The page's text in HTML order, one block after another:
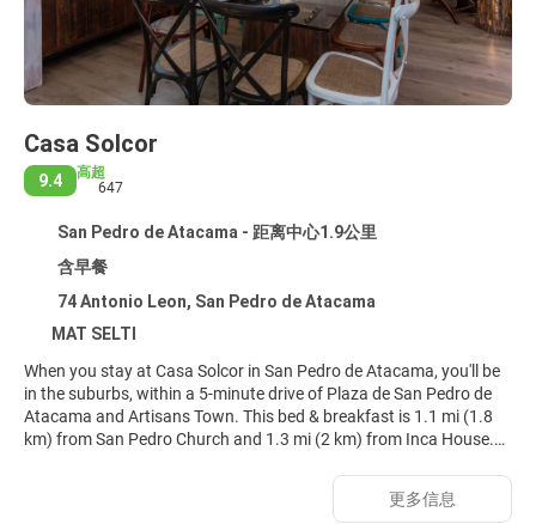
Casa Solcor
9.4
高超
647
San Pedro de Atacama - 距离中心1.9公里
含早餐
74 Antonio Leon, San Pedro de Atacama
MAT SELTI
When you stay at Casa Solcor in San Pedro de Atacama, you'll be
in the suburbs, within a 5-minute drive of Plaza de San Pedro de
Atacama and Artisans Town. This bed & breakfast is 1.1 mi (1.8
km) from San Pedro Church and 1.3 mi (2 km) from Inca House.
Take in the views from a terrace and make use of amenities such
as complimentary wireless internet access and concierge services.
更多信息